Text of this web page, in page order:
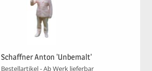
Schaffner Anton 'Unbemalt'
Bestellartikel - Ab Werk lieferbar